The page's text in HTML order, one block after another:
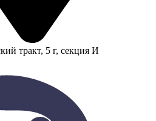
тракт, 5 г, секция И